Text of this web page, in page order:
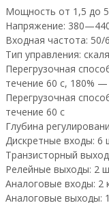
Мощность от 1,5 до
Напряжение:
Входная частота: 50/
Тип управления:
Перегрузочная
течение 60 с, 180%
Перегрузочная
течение 60 с
Глубина
Дискретные входы: 6
Транзисторный
Релейные выходы: 2
Аналоговые входы: 2
Аналоговые выходы: